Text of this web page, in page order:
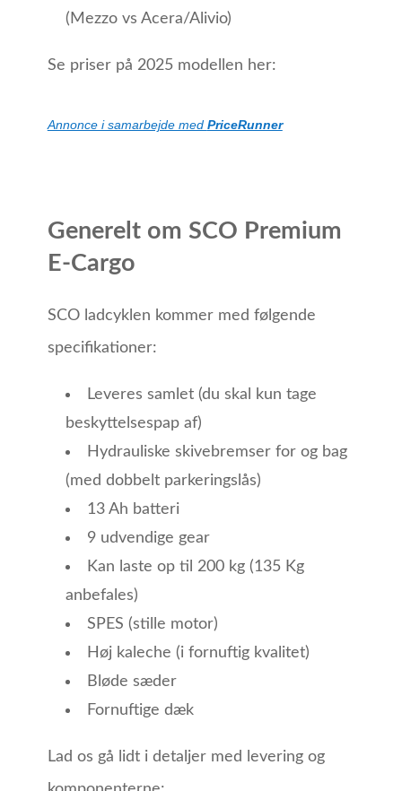
(Mezzo vs Acera/Alivio)
Se priser på 2025 modellen her:
Annonce i samarbejde med PriceRunner
Generelt om SCO Premium
E-Cargo
SCO ladcyklen kommer med følgende
specifikationer:
Leveres samlet (du skal kun tage
beskyttelsespap af)
Hydrauliske skivebremser for og bag
(med dobbelt parkeringslås)
13 Ah batteri
9 udvendige gear
Kan laste op til 200 kg (135 Kg
anbefales)
SPES (stille motor)
Høj kaleche (i fornuftig kvalitet)
Bløde sæder
Fornuftige dæk
Lad os gå lidt i detaljer med levering og